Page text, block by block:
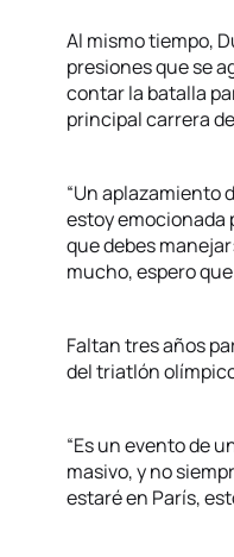
Al mismo tiempo,
presiones que se
contar la batalla
principal carrera
“Un aplazamiento
estoy emocionada
que debes
mucho, espero
Faltan tres años
del triatlón
“Es un evento de
masivo, y no
estaré en París,